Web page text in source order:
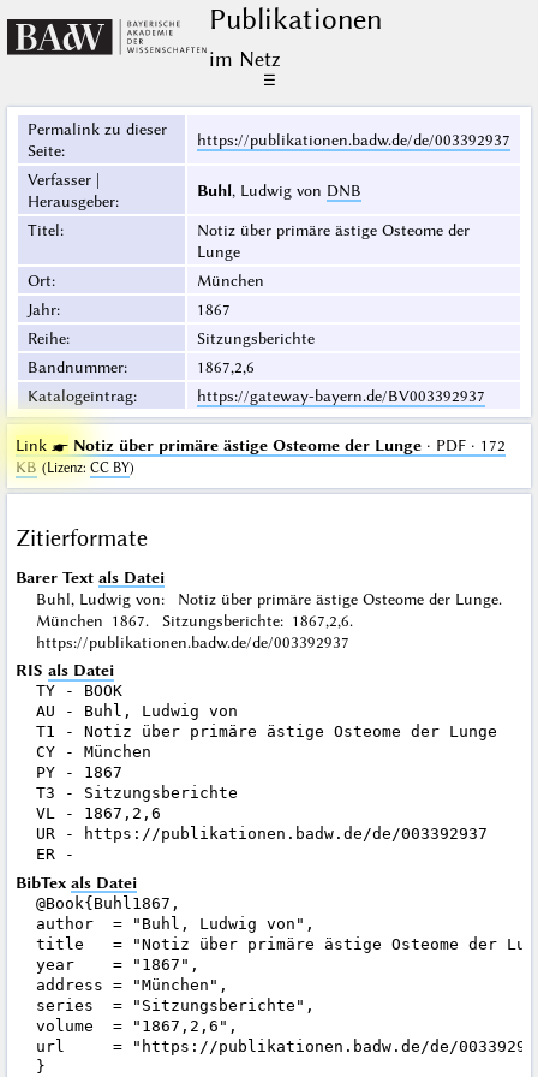
Publikationen
im Netz
☰
Permalink zu dieser
Seite:
https://publikationen.badw.de/de/003392937
Verfasser |
Herausgeber:
Buhl, Ludwig von DNB
Titel:
Notiz über primäre ästige Osteome der
Lunge
Ort:
München
Jahr:
1867
Reihe:
Sitzungsberichte
Bandnummer:
1867,2,6
Katalogeintrag: https://gateway-bayern.de/BV003392937
Link ☛ Notiz über primäre ästige Osteome der Lunge· PDF · 172
KB (Lizenz: CC BY)
Zitierformate
Barer Text als Datei
Buhl, Ludwig von: Notiz über primäre ästige Osteome der Lunge.
München 1867. Sitzungsberichte: 1867,2,6.
https://publikationen.badw.de/de/003392937
RIS als Datei
TY - BOOK
AU - Buhl, Ludwig von
T1 - Notiz über primäre ästige Osteome der Lunge
CY - München
PY - 1867
T3 - Sitzungsberichte
VL - 1867,2,6
UR - https://publikationen.badw.de/de/003392937
BibTex als Datei
@Book{Buhl1867,
author  = "Buhl, Ludwig von",
title   = "Notiz über primäre ästige Osteome der
year    = "1867",
address = "München",
series  = "Sitzungsberichte",
volume  = "1867,2,6",
url     = "https://publikationen.badw.de/de/